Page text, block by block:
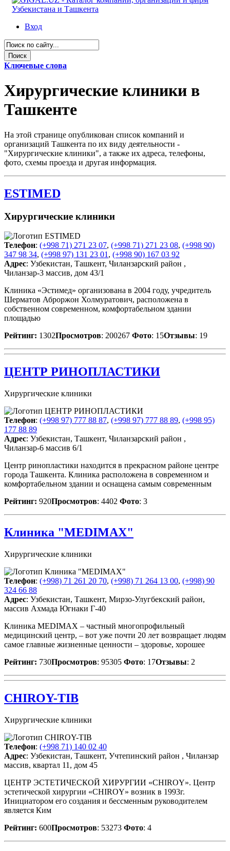
Вход
Ключевые слова
Хирургические клиники в
Ташкенте
На этой странице опубликован список компаний и
организаций Ташкента по их виду деятельности -
"Хирургические клиники", а также их адреса, телефоны,
фото, схемы проезда и другая информация.
ESTIMED
Хирургические клиники
Телефон: (+998 71) 271 23 07, (+998 71) 271 23 08, (+998 90)
347 98 34, (+998 97) 131 23 01, (+998 90) 167 03 92
Адрес: Узбекистан, Ташкент, Чиланзарский район ,
Чиланзар-3 массив, дом 43/1
Клиника «Эстимед» организована в 2004 году, учредитель
Шерматов Аброржон Холмуратович, расположена в
собственном современном, комфортабельном здании
площадью
Рейтинг: 1302Просмотров: 200267 Фото: 15Отзывы: 19
ЦЕНТР РИНОПЛАСТИКИ
Хирургические клиники
Телефон: (+998 97) 777 88 87, (+998 97) 777 88 89, (+998 95)
177 88 89
Адрес: Узбекистан, Ташкент, Чиланзарский район ,
Чиланзар-6 массив 6/1
Центр ринопластики находится в прекрасном районе центре
города Ташкента. Клиника расположена в современном и
комфортабельном здании и оснащена самым современным
Рейтинг: 920Просмотров: 4402 Фото: 3
Клиника "MEDIMAX"
Хирургические клиники
Телефон: (+998) 71 261 20 70, (+998) 71 264 13 00, (+998) 90
324 66 88
Адрес: Узбекистан, Ташкент, Мирзо-Улугбекский район,
массив Ахмада Югнаки Г-40
Клиника MEDIMAX – частный многопрофильный
медицинский центр, – вот уже почти 20 лет возвращает людям
самое главные жизненные ценности – здоровье, хорошее
Рейтинг: 730Просмотров: 95305 Фото: 17Отзывы: 2
CHIROY-TIB
Хирургические клиники
Телефон: (+998 71) 140 02 40
Адрес: Узбекистан, Ташкент, Учтепинский район , Чиланзар
массив, квартал 11, дом 45
ЦЕНТР ЭСТЕТИЧЕСКОЙ ХИРУРГИИ «CHIROY». Центр
эстетической хирургии «CHIROY» возник в 1993г.
Инициатором его создания и бессменным руководителем
является Ким
Рейтинг: 600Просмотров: 53273 Фото: 4